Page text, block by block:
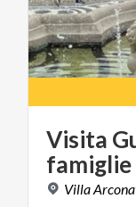
Visita
famiglie
Villa